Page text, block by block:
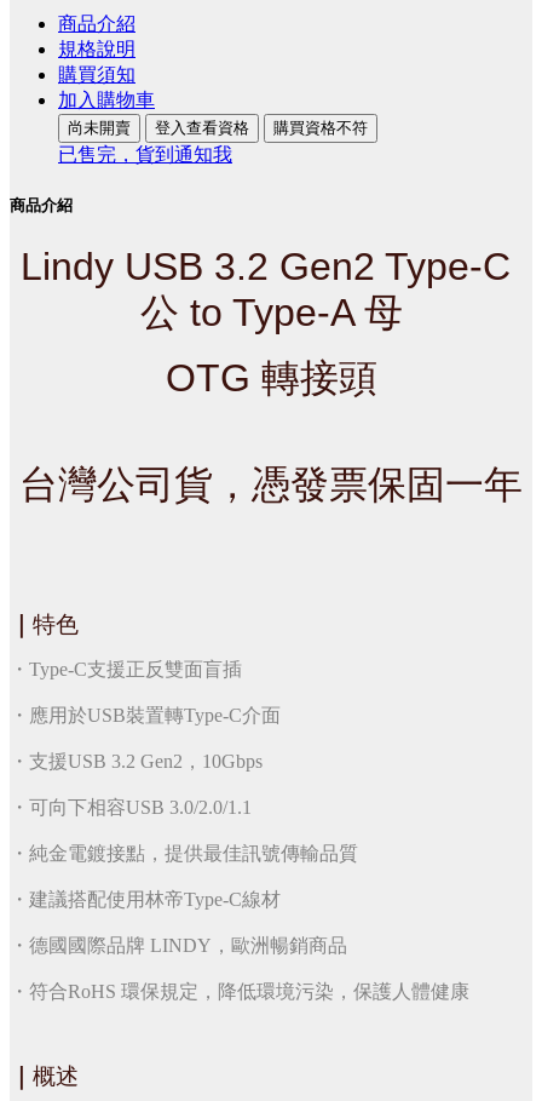
商品介紹
規格說明
購買須知
加入購物車
尚未開賣 登入查看資格 購買資格不符
已售完，貨到通知我
商品介紹
Lindy USB 3.2 Gen2 Type-C
公 to Type-A 母
OTG 轉接頭
台灣公司貨，憑發票保固一年
特色
・Type-C支援正反雙面盲插
・應用於USB裝置轉Type-C介面
・支援USB 3.2 Gen2，10Gbps
・可向下相容USB 3.0/2.0/1.1
・純金電鍍接點，提供最佳訊號傳輸品質
・建議搭配使用林帝Type-C線材
・德國國際品牌 LINDY，歐洲暢銷商品
・符合RoHS 環保規定，降低環境污染，保護人體健康
概述